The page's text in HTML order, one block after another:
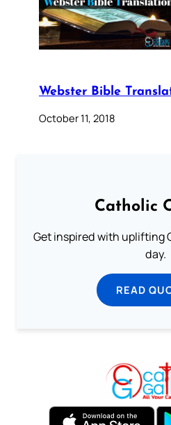
Webster Bible
October 11, 2018
Catholic
Get inspired with uplifting
day.
READ